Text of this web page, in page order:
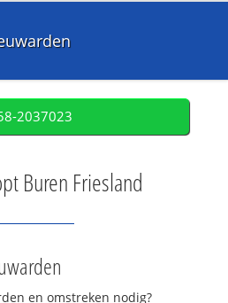
2037023
Buren Friesland
en omstreken nodig?